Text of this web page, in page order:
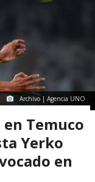
Archivo | Agencia UNO
Temuco
Yerko
en